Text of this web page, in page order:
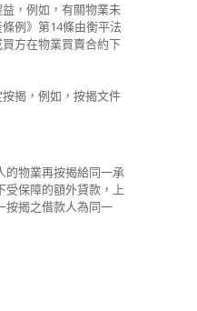
，例如，有關物業未
例》第14條由衡平法
方在物業買賣合約下
揭，例如，按揭文件
的物業再按揭給同一承
受保障的額外貸款，上
按揭之借款人為同一